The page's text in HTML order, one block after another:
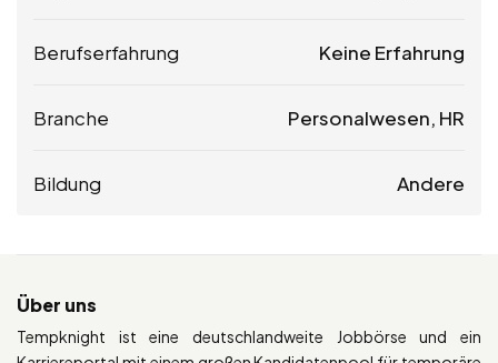
Berufserfahrung Keine Erfahrung
Branche Personalwesen, HR
Bildung Andere
Über uns
Tempknight ist eine deutschlandweite Jobbörse und ein